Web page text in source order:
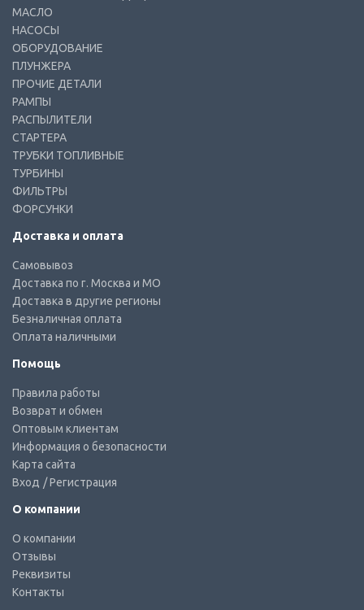
МАСЛО
НАСОСЫ
ОБОРУДОВАНИЕ
ПЛУНЖЕРА
ПРОЧИЕ ДЕТАЛИ
РАМПЫ
РАСПЫЛИТЕЛИ
СТАРТЕРА
ТРУБКИ ТОПЛИВНЫЕ
ТУРБИНЫ
ФИЛЬТРЫ
ФОРСУНКИ
Доставка и оплата
Самовывоз
Доставка по г. Москва и МО
Доставка в другие регионы
Безналичная оплата
Оплата наличными
Помощь
Правила работы
Возврат и обмен
Оптовым клиентам
Информация о безопасности
Карта сайта
Вход / Регистрация
О компании
О компании
Отзывы
Реквизиты
Контакты